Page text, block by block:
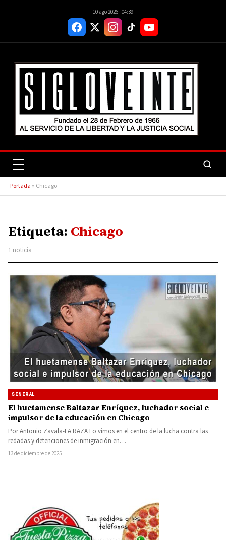
10 ago 2026 | 04:39
Portada » Chicago
Etiqueta: Chicago
1 noticia
GENERAL
El huetamense Baltazar Enríquez, luchador social e
impulsor de la educación en Chicago
Por Antonio Zavala-LA RAZA Lo vimos en el centro de la lucha contra las
redadas y detenciones de inmigración en…
13 de diciembre de 2025